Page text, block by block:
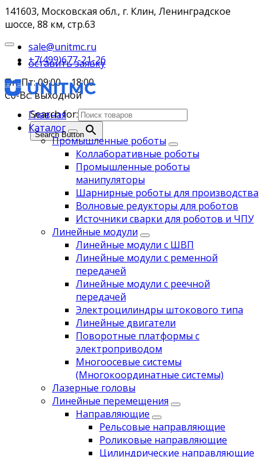
141603, Московская обл., г. Клин, Ленинградское
шоссе, 88 км, стр.63
sale@unitmc.ru
+7(499)677-21-26
Пн-Пт: 09:00 – 18:00
Сб-Вс: выходной
Search for:
Search Button
оставить заявку
Главная
Каталог
Промышленные роботы
Коллаборативные роботы
Промышленные роботы
манипуляторы
Шарнирные роботы для производства
Волновые редукторы для роботов
Источники сварки для роботов и ЧПУ
Линейные модули
Линейные модули с ШВП
Линейные модули с ременной
передачей
Линейные модули с реечной
передачей
Электроцилиндры штокового типа
Линейные двигатели
Поворотные платформы с
электроприводом
Многоосевые системы
(Многокоординатные системы)
Лазерные головы
Линейные перемещения
Направляющие
Рельсовые направляющие
Роликовые направляющие
Цилиндрические направляющие